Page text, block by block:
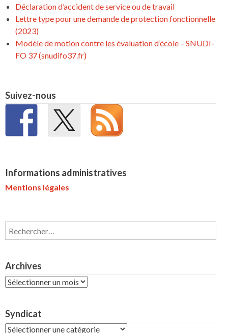
Déclaration d’accident de service ou de travail
Lettre type pour une demande de protection fonctionnelle
(2023)
Modèle de motion contre les évaluation d’école – SNUDI-
FO 37 (snudifo37.fr)
Suivez-nous
Informations administratives
Mentions légales
Rechercher :
Archives
Archives
Syndicat
Syndicat